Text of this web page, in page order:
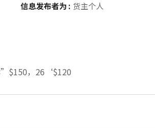
信息发布者为 : 货主个人
，26‘$120